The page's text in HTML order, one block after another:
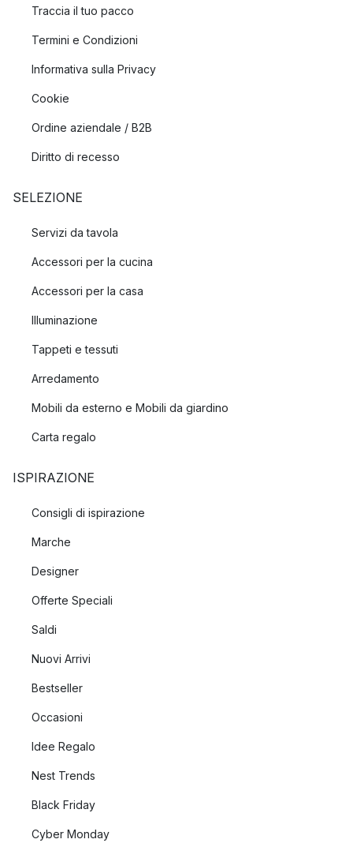
Traccia il tuo pacco
Termini e Condizioni
Informativa sulla Privacy
Cookie
Ordine aziendale / B2B
Diritto di recesso
SELEZIONE
Servizi da tavola
Accessori per la cucina
Accessori per la casa
Illuminazione
Tappeti e tessuti
Arredamento
Mobili da esterno e Mobili da giardino
Carta regalo
ISPIRAZIONE
Consigli di ispirazione
Marche
Designer
Offerte Speciali
Saldi
Nuovi Arrivi
Bestseller
Occasioni
Idee Regalo
Nest Trends
Black Friday
Cyber Monday